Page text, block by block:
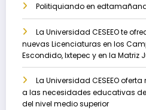
Politiquiando en
La Universidad CESEEO te
nuevas Licenciaturas en los
Escondido, Ixtepec y en la Matriz
La Universidad CESEEO
a las necesidades educativas
del nivel medio superior